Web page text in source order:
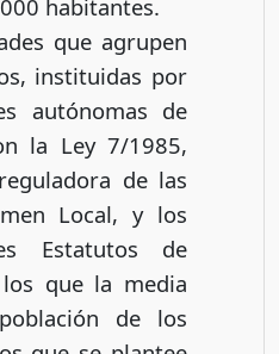
habitantes.
que agrupen
instituidas por
autónomas de
la Ley 7/1985,
de las
Local, y los
Estatutos de
que la media
de los